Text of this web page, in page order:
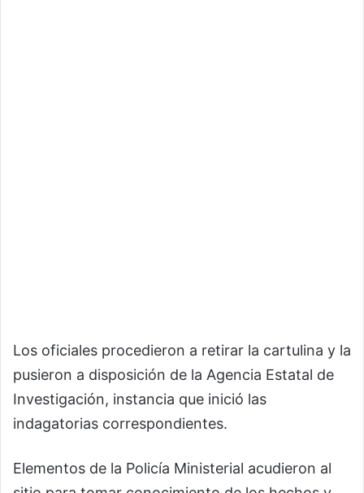
Los oficiales procedieron a retirar la cartulina y la
pusieron a disposición de la Agencia Estatal de
Investigación, instancia que inició las
indagatorias correspondientes.
Elementos de la Policía Ministerial acudieron al